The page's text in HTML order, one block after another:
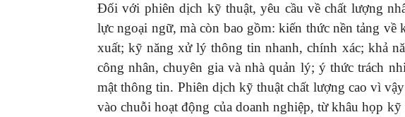
Đối với phiên dịch kỹ thuật, yêu cầu về chất lượng
lực ngoại ngữ, mà còn bao gồm: kiến thức nền tảng về
xuất; kỹ năng xử lý thông tin nhanh, chính xác; khả
công nhân, chuyên gia và nhà quản lý; ý thức trách
mật thông tin. Phiên dịch kỹ thuật chất lượng cao vì
vào chuỗi hoạt động của doanh nghiệp, từ khâu họp